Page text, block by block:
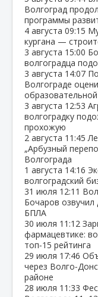
Волгоград
программы
4 августа 09:15
кургана —
3 августа 15:00
волгоградца
3 августа 14:07
Волгограде
3 августа 12:53
волгоградку
прохожую
2 августа 11:45
„Арбузный
Волгограда
1 августа 14:16
волгоградский
31 июля 12:11
Бочаров озвучил
БПЛА
30 июля 11:12
фармацевтике:
топ‑15 рейтинга
29 июля 17:46
через
районе
28 июля 11:33